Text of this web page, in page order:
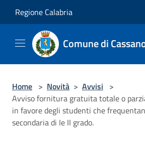
Regione Calabria
Comune di
Home > Novità > Avvisi >
Avviso fornitura gratuita totale o
in favore degli studenti che
secondaria di Ie II grado.